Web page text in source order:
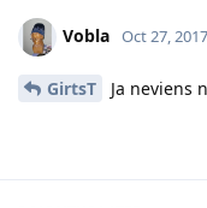
Vobla Oct 27, 2017
GirtsT Ja neviens